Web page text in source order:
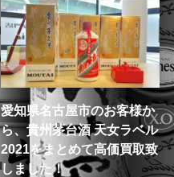
愛知県名古屋市のお客様か
ら、貴州茅台酒 天女ラベル
2021をまとめて高価買取致
しました！